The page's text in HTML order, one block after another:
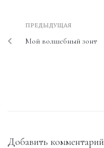
ПРЕДЫДУЩАЯ
Мой волшебный зонт
Добавить комментарий